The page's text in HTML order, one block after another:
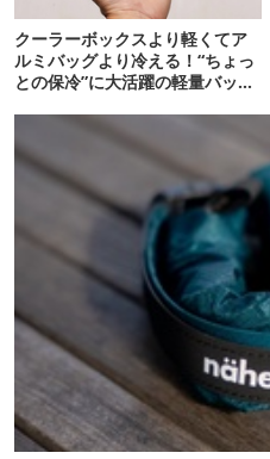
クーラーボックスより軽くてア
ルミバッグより冷える！“ちょっ
との保冷”に大活躍の軽量バッグ